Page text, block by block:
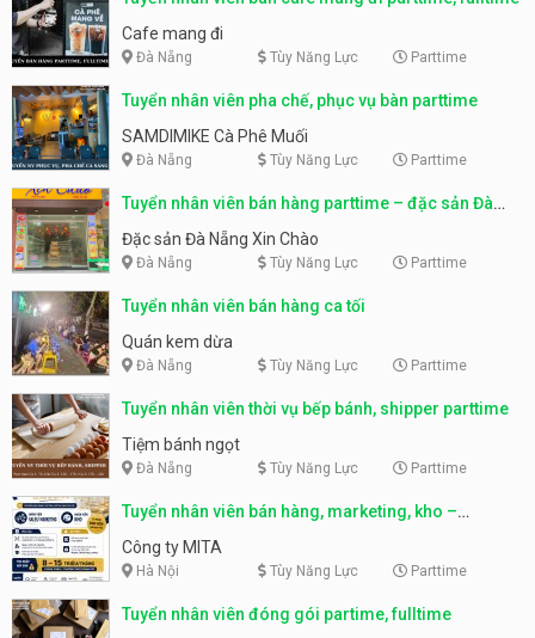
Cafe mang đi
Đà Nẵng Tùy Năng Lực Parttime
Tuyển nhân viên pha chế, phục vụ bàn parttime
SAMDIMIKE Cà Phê Muối
Đà Nẵng Tùy Năng Lực Parttime
Tuyển nhân viên bán hàng parttime – đặc sản Đà
Nẵng
Đặc sản Đà Nẵng Xin Chào
Đà Nẵng Tùy Năng Lực Parttime
Tuyển nhân viên bán hàng ca tối
Quán kem dừa
Đà Nẵng Tùy Năng Lực Parttime
Tuyển nhân viên thời vụ bếp bánh, shipper parttime
Tiệm bánh ngọt
Đà Nẵng Tùy Năng Lực Parttime
Tuyển nhân viên bán hàng, marketing, kho –
parttime, fulltime
Công ty MITA
Hà Nội Tùy Năng Lực Parttime
Tuyển nhân viên đóng gói partime, fulltime